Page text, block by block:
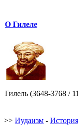
О Гилеле
Гилель (3648-3768 /
>> Иудаизм - История